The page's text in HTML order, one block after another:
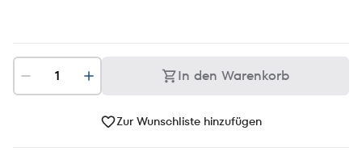
In den Warenkorb
Zur Wunschliste hinzufügen